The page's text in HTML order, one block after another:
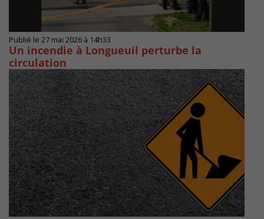
Publié le 27 mai 2026 à 14h33
Un incendie à Longueuil perturbe la
circulation